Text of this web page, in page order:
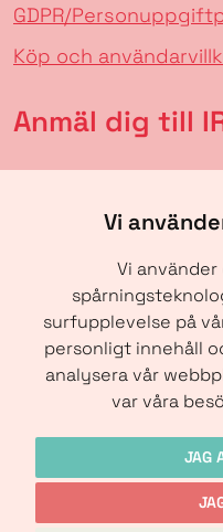
Vi
Vi
surfupplevelse på
personligt innehåll
analysera vår
var våra
JAG
GDPR/
Köp och
Anmäl dig till
SKICKA